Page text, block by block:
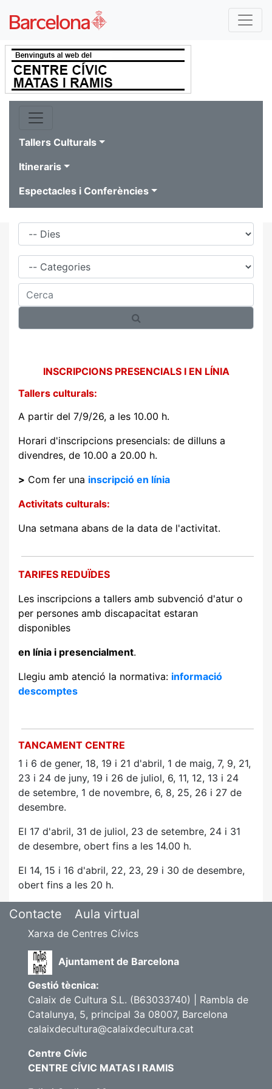
Tallers Culturals
Itineraris
Espectacles i Conferències
Dies
Família
Cerca
INSCRIPCIONS PRESENCIALS I EN LÍNIA
Tallers culturals:
A partir del 7/9/26, a les 10.00 h.
Horari d'inscripcions presencials: de dilluns a
divendres, de 10.00 a 20.00 h.
> Com fer una inscripció en línia
Activitats culturals:
Una setmana abans de la data de l'activitat.
TARIFES REDUÏDES
Les inscripcions a tallers amb subvenció d'atur o
per persones amb discapacitat estaran
disponibles
en línia i presencialment.
Llegiu amb atenció la normativa: informació
descomptes
TANCAMENT CENTRE
1 i 6 de gener, 18, 19 i 21 d'abril, 1 de maig, 7, 9, 21,
23 i 24 de juny, 19 i 26 de juliol, 6, 11, 12, 13 i 24
de setembre, 1 de novembre, 6, 8, 25, 26 i 27 de
desembre.
El 17 d'abril, 31 de juliol, 23 de setembre, 24 i 31
de desembre, obert fins a les 14.00 h.
El 14, 15 i 16 d'abril, 22, 23, 29 i 30 de desembre,
obert fins a les 20 h.
Contacte Aula virtual
Xarxa de Centres Cívics
Ajuntament de Barcelona
Gestió tècnica:
Calaix de Cultura S.L. (B63033740) | Rambla de
Catalunya, 5, principal 3a 08007, Barcelona
calaixdecultura@calaixdecultura.cat
Centre Cívic
CENTRE CÍVIC MATAS I RAMIS